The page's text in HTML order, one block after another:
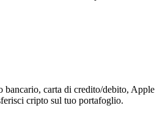
carta di credito/debito, Apple
cripto sul tuo portafoglio.